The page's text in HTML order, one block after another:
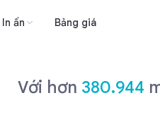
In ấn Bảng giá
Với hơn 380.944